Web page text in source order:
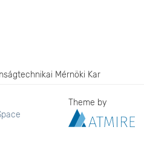
Mérnöki Kar
Theme by